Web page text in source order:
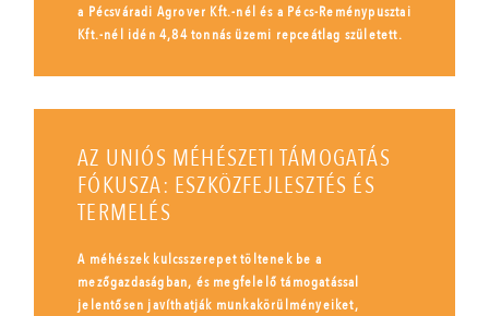
a Pécsváradi Agrover Kft.-nél és a Pécs-Reménypusztai
Kft.-nél idén 4,84 tonnás üzemi repceátlag született.
AZ UNIÓS MÉHÉSZETI TÁMOGATÁS
FÓKUSZA: ESZKÖZFEJLESZTÉS ÉS
TERMELÉS
A méhészek kulcsszerepet töltenek be a
mezőgazdaságban, és megfelelő támogatással
jelentősen javíthatják munkakörülményeiket,